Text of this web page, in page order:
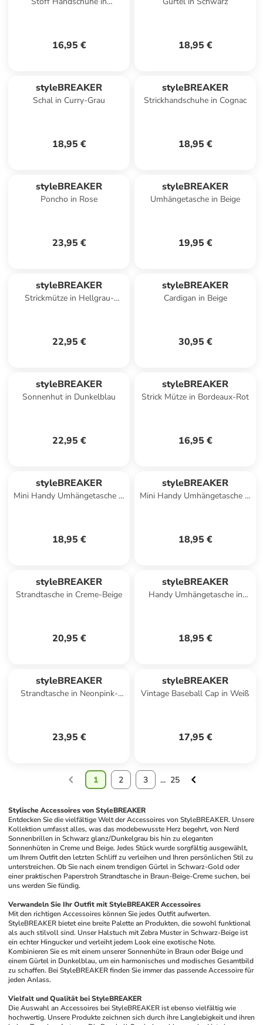
16,95 € 18,95 €
styleBREAKER
Schal in Curry-Grau
18,95 €
styleBREAKER
Strickhandschuhe in Cognac
18,95 €
styleBREAKER
Poncho in Rose
23,95 €
styleBREAKER
Umhängetasche in Beige
19,95 €
styleBREAKER
Strickmütze in Hellgrau-
22,95 €
styleBREAKER
Cardigan in Beige
30,95 €
styleBREAKER
Sonnenhut in Dunkelblau
22,95 €
styleBREAKER
Strick Mütze in Bordeaux-Rot
16,95 €
styleBREAKER
Mini Handy Umhängetasche in
18,95 €
styleBREAKER
Mini Handy Umhängetasche in
18,95 €
styleBREAKER
Strandtasche in Creme-Beige
20,95 €
styleBREAKER
Handy Umhängetasche in
18,95 €
styleBREAKER
Strandtasche in Neonpink-
23,95 €
styleBREAKER
Vintage Baseball Cap in Weiß
17,95 €
1 2 3 ... 25
Stylische Accessoires von StyleBREAKER
Entdecken Sie die vielfältige Welt der Accessoires von StyleBREAKER. Unsere
Kollektion umfasst alles, was das modebewusste Herz begehrt, von Nerd
Sonnenbrillen in Schwarz glanz/Dunkelgrau bis hin zu eleganten
Sonnenhüten in Creme und Beige. Jedes Stück wurde sorgfältig ausgewählt,
um Ihrem Outfit den letzten Schliff zu verleihen und Ihren persönlichen Stil zu
unterstreichen. Ob Sie nach einem trendigen Gürtel in Schwarz-Gold oder
einer praktischen Paperstroh Strandtasche in Braun-Beige-Creme suchen, bei
uns werden Sie fündig.
Verwandeln Sie Ihr Outfit mit StyleBREAKER Accessoires
Mit den richtigen Accessoires können Sie jedes Outfit aufwerten.
StyleBREAKER bietet eine breite Palette an Produkten, die sowohl funktional
als auch stilvoll sind. Unser Halstuch mit Zebra Muster in Schwarz-Beige ist
ein echter Hingucker und verleiht jedem Look eine exotische Note.
Kombinieren Sie es mit einem unserer Sonnenhüte in Braun oder Beige und
einem Gürtel in Dunkelblau, um ein harmonisches und modisches Gesamtbild
zu schaffen. Bei StyleBREAKER finden Sie immer das passende Accessoire für
jeden Anlass.
Vielfalt und Qualität bei StyleBREAKER
Die Auswahl an Accessoires bei StyleBREAKER ist ebenso vielfältig wie
hochwertig. Unsere Produkte zeichnen sich durch ihre Langlebigkeit und ihren